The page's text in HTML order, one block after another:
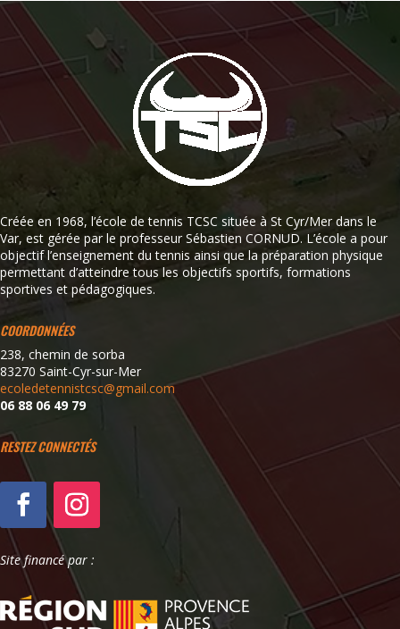
Créée en 1968, l’école de tennis TCSC située à St Cyr/Mer dans le
Var, est gérée par le professeur Sébastien CORNUD. L’école a pour
objectif l’enseignement du tennis ainsi que la préparation physique
permettant d’atteindre tous les objectifs sportifs, formations
sportives et pédagogiques.
COORDONNÉES
238, chemin de sorba
83270 Saint-Cyr-sur-Mer
ecoledetennistcsc@gmail.com
06 88 06 49 79
RESTEZ CONNECTÉS
Site financé par :